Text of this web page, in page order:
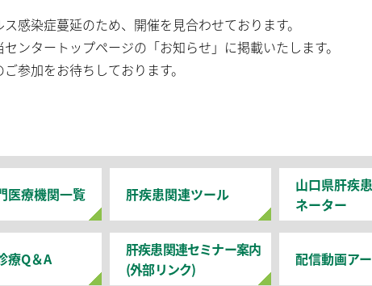
感染症蔓延のため、開催を見合わせております。
ンタートップページの「お知らせ」に掲載いたします。
参加をお待ちしております。
医療機関一覧 肝疾患関連ツール
山口県肝疾
ネーター
療Q＆A
肝疾患関連セミナー案内
(外部リンク)
配信動画ア